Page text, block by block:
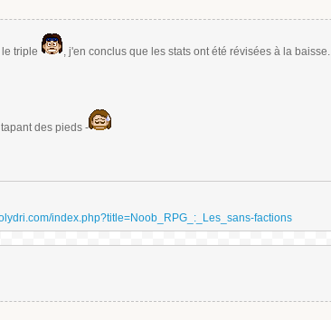
triple , j'en conclus que les stats ont été révisées à la baisse.
des pieds -
index.php?title=Noob_RPG_:_Les_sans-factions